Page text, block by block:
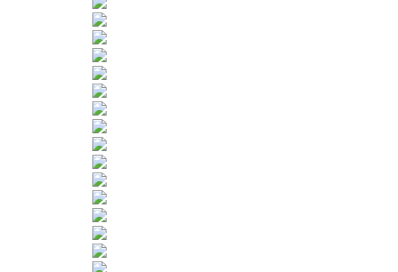
Ergebnisse
Jugendschutz
Datenschutz
Mitgliedsantrag